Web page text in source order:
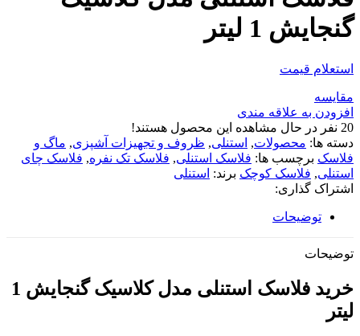
گنجایش 1 لیتر
استعلام قیمت
مقایسه
افزودن به علاقه مندی
20 نفر در حال مشاهده این محصول هستند!
دسته ها: محصولات, استنلی, ظروف و تجهیزات آشپزی, ماگ و
فلاسک برچسب ها: فلاسک استنلی, فلاسک تک نفره, فلاسک چای
استنلی, فلاسک کوچک برند: استنلی
اشتراک گذاری:
توضیحات
توضیحات
خرید فلاسک استنلی مدل کلاسیک گنجایش 1
لیتر